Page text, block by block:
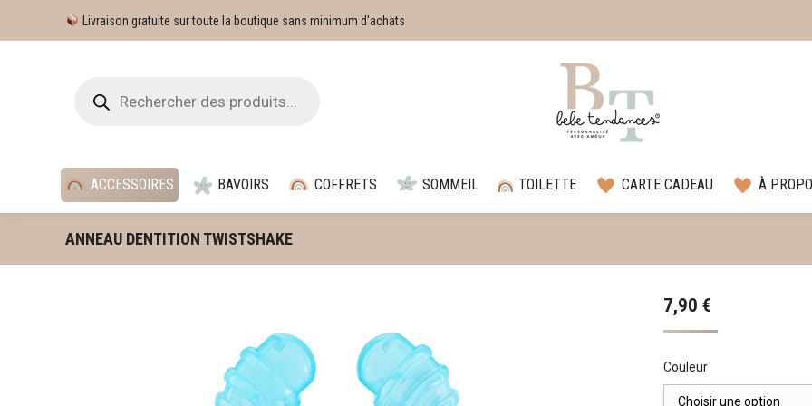
Livraison gratuite sur toute la boutique sans minimum d'achats
ACCESSOIRES BAVOIRS COFFRETS SOMMEIL TOILETTE CARTE CADEAU À
ANNEAU DENTITION TWISTSHAKE
7,90 €
Couleur